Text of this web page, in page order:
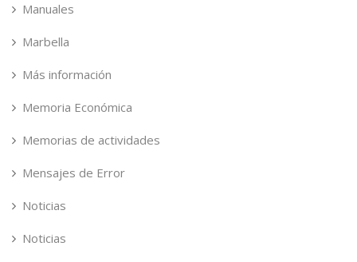
Manuales
Marbella
Más información
Memoria Económica
Memorias de actividades
Mensajes de Error
Noticias
Noticias